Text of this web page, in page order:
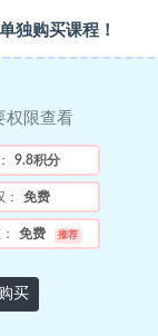
独购买课程！
权限查看
9.8积分
免费
免费 推荐
买